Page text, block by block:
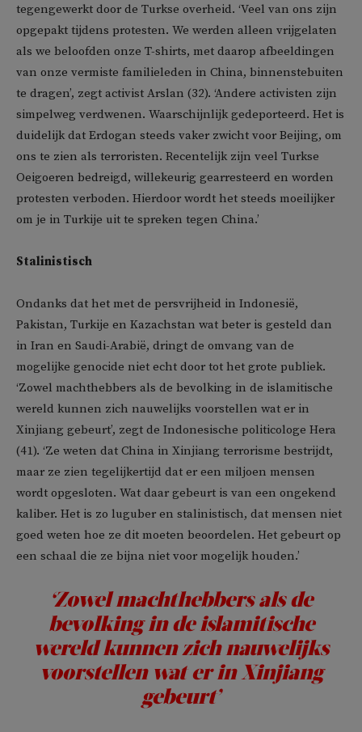
tegengewerkt door de Turkse overheid. ‘Veel van ons zijn
opgepakt tijdens protesten. We werden alleen vrijgelaten
als we beloofden onze T-shirts, met daarop afbeeldingen
van onze vermiste familieleden in China, binnenstebuiten
te dragen’, zegt activist Arslan (32). ‘Andere activisten zijn
simpelweg verdwenen. Waarschijnlijk gedeporteerd. Het is
duidelijk dat Erdogan steeds vaker zwicht voor Beijing, om
ons te zien als terroristen. Recentelijk zijn veel Turkse
Oeigoeren bedreigd, willekeurig gearresteerd en worden
protesten verboden. Hierdoor wordt het steeds moeilijker
om je in Turkije uit te spreken tegen China.’
Stalinistisch
Ondanks dat het met de persvrijheid in Indonesië,
Pakistan, Turkije en Kazachstan wat beter is gesteld dan
in Iran en Saudi-Arabië, dringt de omvang van de
mogelijke genocide niet echt door tot het grote publiek.
‘Zowel machthebbers als de bevolking in de islamitische
wereld kunnen zich nauwelijks voorstellen wat er in
Xinjiang gebeurt’, zegt de Indonesische politicologe Hera
(41). ‘Ze weten dat China in Xinjiang terrorisme bestrijdt,
maar ze zien tegelijkertijd dat er een miljoen mensen
wordt opgesloten. Wat daar gebeurt is van een ongekend
kaliber. Het is zo luguber en stalinistisch, dat mensen niet
goed weten hoe ze dit moeten beoordelen. Het gebeurt op
een schaal die ze bijna niet voor mogelijk houden.’
‘Zowel machthebbers als de
bevolking in de islamitische
wereld kunnen zich nauwelijks
voorstellen wat er in Xinjiang
gebeurt’